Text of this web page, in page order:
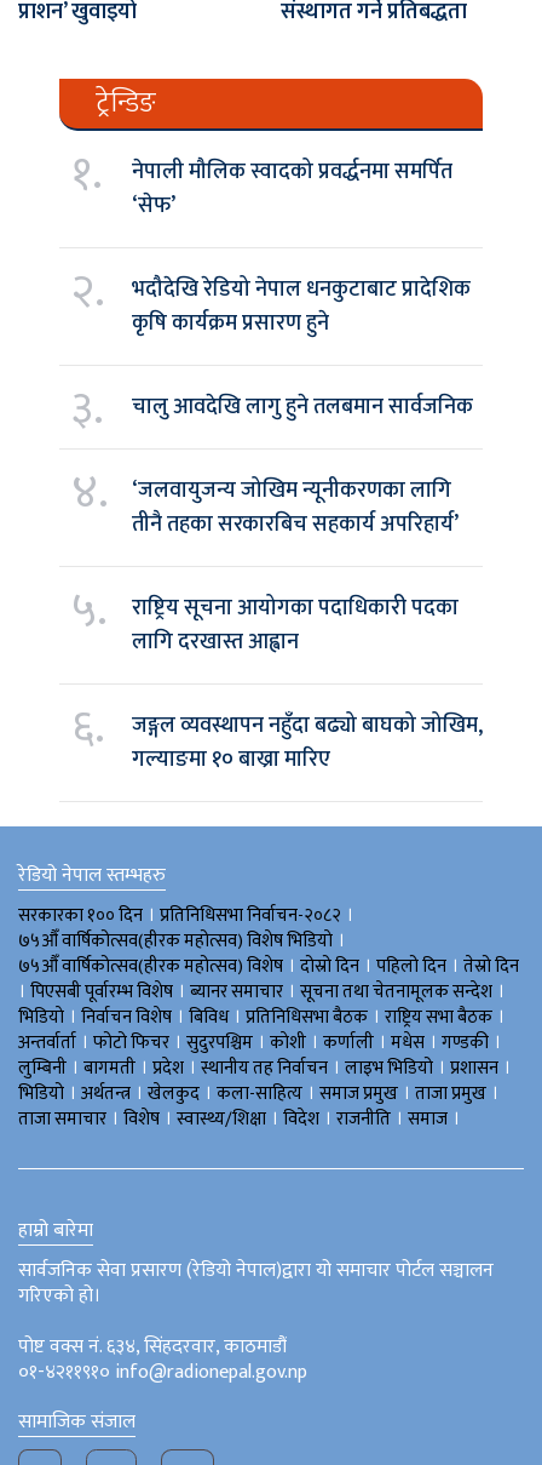
प्राशन’ खुवाइयो
संस्थागत गर्ने प्रतिबद्धता
ट्रेन्डिङ
१.
नेपाली मौलिक स्वादको प्रवर्द्धनमा समर्पित
‘सेफ’
२.
भदौदेखि रेडियो नेपाल धनकुटाबाट प्रादेशिक
कृषि कार्यक्रम प्रसारण हुने
३. चालु आवदेखि लागु हुने तलबमान सार्वजनिक
४.
‘जलवायुजन्य जोखिम न्यूनीकरणका लागि
तीनै तहका सरकारबिच सहकार्य अपरिहार्य’
५.
राष्ट्रिय सूचना आयोगका पदाधिकारी पदका
लागि दरखास्त आह्वान
६.
जङ्गल व्यवस्थापन नहुँदा बढ्यो बाघको जोखिम,
गल्याङमा १० बाख्रा मारिए
रेडियो नेपाल स्तम्भहरु
सरकारका १०० दिन । प्रतिनिधिसभा निर्वाचन-२०८२ ।
७५औँ वार्षिकोत्सव(हीरक महोत्सव) विशेष भिडियाे ।
७५औँ वार्षिकोत्सव(हीरक महोत्सव) विशेष । दोस्रो दिन । पहिलो दिन । तेस्रो दिन
। पिएसबी पूर्वारम्भ विशेष । ब्यानर समाचार । सूचना तथा चेतनामूलक सन्देश ।
भिडियाे । निर्वाचन विशेष । बिविध। प्रतिनिधिसभा बैठक । राष्ट्रिय सभा बैठक ।
अन्तर्वार्ता । फोटो फिचर । सुदुरपश्चिम । काेशी । कर्णाली । मधेस । गण्डकी ।
लुम्बिनी । बागमती । प्रदेश । स्थानीय तह निर्वाचन । लाइभ भिडियो । प्रशासन ।
भिडियो । अर्थतन्त्र । खेलकुद । कला-साहित्य । समाज प्रमुख । ताजा प्रमुख ।
ताजा समाचार । विशेष । स्वास्थ्य/शिक्षा । विदेश । राजनीति । समाज ।
हाम्रो बारेमा
सार्वजनिक सेवा प्रसारण (रेडियो नेपाल)द्वारा यो समाचार पोर्टल सञ्चालन
गरिएको हो।
पोष्ट वक्स नं. ६३४, सिंहदरवार, काठमाडौं
०१-४२११९१० info@radionepal.gov.np
सामाजिक संजाल